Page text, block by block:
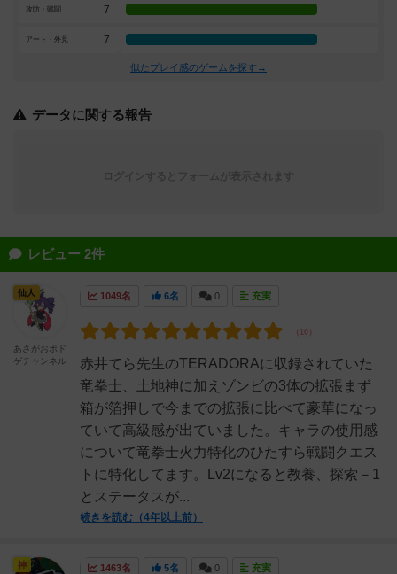
攻防・戦闘 7
アート・外見 7
似たプレイ感のゲームを探す→
データに関する報告
レビュー 2件
1049名 6名 0 充実
赤井てら先生のTERADORAに収録されていた
竜拳士、土地神に加えゾンビの3体の拡張まず
箱が箔押しで今までの拡張に比べて豪華になっ
ていて高級感が出ていました。キャラの使用感
について竜拳士火力特化のひたすら戦闘クエス
トに特化してます。Lv2になると教養、探索－1
とステータスが...
続きを読む（4年以上前）
仙人
あさがおボド
ゲチャンネル
1463名 5名 0 充実
神